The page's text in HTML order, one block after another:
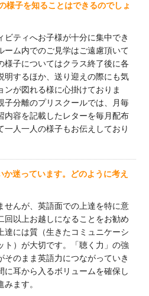
様子を知ることはできるのでしょ
ビティへお子様が十分に集中でき
ーム内でのご見学はご遠慮頂いて
様子についてはクラス終了後に各
明するほか、送り迎えの際にも気
ンが図れる様に心掛けておりま
子分離のプリスクールでは、月毎
内容を記載したレターを毎月配布
一人一人の様子もお伝えしており
か迷っています。どのように考え
せんが、英語面での上達を特に意
回以上お越しになることをお勧め
達には質（生きたコミュニケーシ
ト）が大切です。「聴く力」の強
そのまま英語力につながっていき
に耳から入るボリュームを確保し
ます。